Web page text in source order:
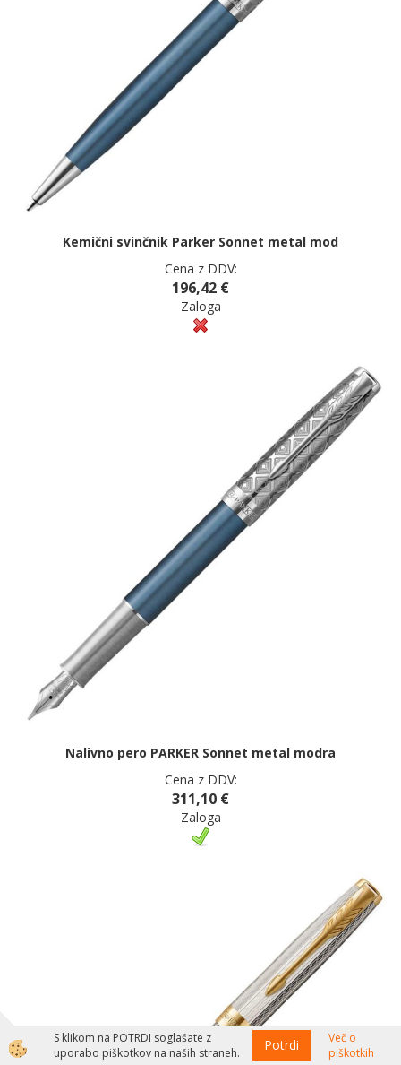
Kemični svinčnik Parker Sonnet metal mod
Cena z DDV:
196,42 €
Zaloga
Nalivno pero PARKER Sonnet metal modra
Cena z DDV:
311,10 €
Zaloga
S klikom na POTRDI soglašate z
uporabo piškotkov na naših straneh.
Potrdi
Več o
piškotkih